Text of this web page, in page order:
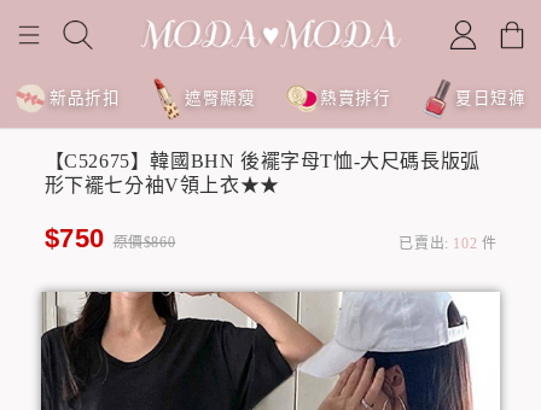
新品折扣 遮臀顯瘦 熱賣排行 夏日短褲
【C52675】韓國BHN 後襬字母T恤-大尺碼長版弧
形下襬七分袖V領上衣★★
$750 原價$860 已賣出: 102 件